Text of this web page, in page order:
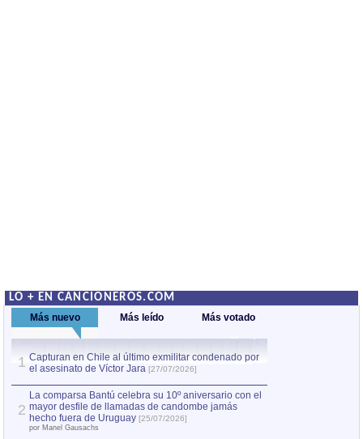
LO + EN CANCIONEROS.COM
Más nuevo Más leído Más votado
1 Capturan en Chile al último exmilitar condenado por
el asesinato de Víctor Jara [27/07/2026]
2
La comparsa Bantú celebra su 10º aniversario con el
mayor desfile de llamadas de candombe jamás
hecho fuera de Uruguay [25/07/2026]
por Manel Gausachs